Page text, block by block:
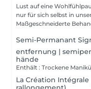
Lust auf eine Wohlfühlpause? Gönnen Sie sich einen
nur für sich selbst in
Maßgeschneiderte
Semi-Permanant
entfernung |
hände
La Création